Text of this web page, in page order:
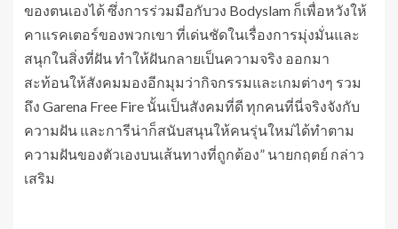
ของตนเองได้ ซึ่งการร่วมมือกับวง Bodyslam ก็เพื่อหวังให้
คาแรคเตอร์ของพวกเขา ที่เด่นชัดในเรื่องการมุ่งมั่นและ
สนุกในสิ่งที่ฝัน ทำให้ฝันกลายเป็นความจริง ออกมา
สะท้อนให้สังคมมองอีกมุมว่ากิจกรรมและเกมต่างๆ รวม
ถึง Garena Free Fire นั้นเป็นสังคมที่ดี ทุกคนที่นี่จริงจังกับ
ความฝัน และการีน่าก็สนับสนุนให้คนรุ่นใหม่ได้ทำตาม
ความฝันของตัวเองบนเส้นทางที่ถูกต้อง” นายกฤตย์ กล่าว
เสริม